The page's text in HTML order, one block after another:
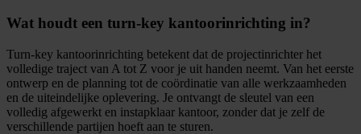
Wat houdt een turn-key kantoorinrichting in?
Turn-key kantoorinrichting betekent dat de projectinrichter het
volledige traject van A tot Z voor je uit handen neemt. Van het eerste
ontwerp en de planning tot de coördinatie van alle werkzaamheden
en de uiteindelijke oplevering. Je ontvangt de sleutel van een
volledig afgewerkt en instapklaar kantoor, zonder dat je zelf de
verschillende partijen hoeft aan te sturen.